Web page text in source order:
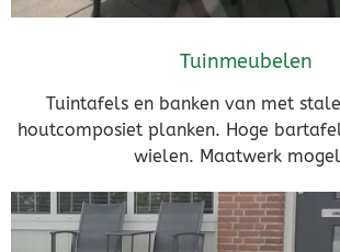
Tuinmeubelen
Tuintafels en banken van met
houtcomposiet planken. Hoge
wielen. Maatwerk